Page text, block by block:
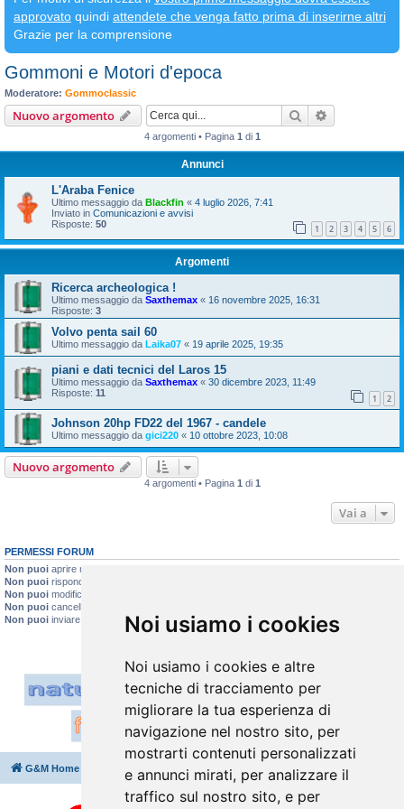
Noi usiamo i cookies
Noi usiamo i cookies e altre
tecniche di tracciamento per
migliorare la tua esperienza di
navigazione nel nostro sito, per
mostrarti contenuti personalizzati
e annunci mirati, per analizzare il
traffico sul nostro sito, e per
approvato quindi attendete che venga fatto prima di inserirne altri
Grazie per la comprensione
Gommoni e Motori d'epoca
Moderatore: Gommoclassic
Nuovo argomento Cerca
4 argomenti • Pagina 1 di 1
Annunci
L'Araba Fenice
Ultimo messaggio da Blackfin « 4 luglio 2026, 7:41
Inviato in Comunicazioni e avvisi
Risposte: 50 1 2 3 4 5 6
Argomenti
Ricerca archeologica !
Ultimo messaggio da Saxthemax « 16 novembre 2025, 16:31
Risposte: 3
Volvo penta sail 60
Ultimo messaggio da Laika07 « 19 aprile 2025, 19:35
piani e dati tecnici del Laros 15
Ultimo messaggio da Saxthemax « 30 dicembre 2023, 11:49
Risposte: 11 1 2
Johnson 20hp FD22 del 1967 - candele
Ultimo messaggio da gici220 « 10 ottobre 2023, 10:08
Nuovo argomento
4 argomenti • Pagina 1 di 1
Vai a
PERMESSI FORUM
Non puoi aprire nuovi argomenti
Non puoi rispondere negli argomenti
Non puoi modificare i tuoi messaggi
Non puoi cancellare i tuoi messaggi
Non puoi inviare allegati
G&M Home Tutti gli orari sonoUTC+02:00
Cancella cookie